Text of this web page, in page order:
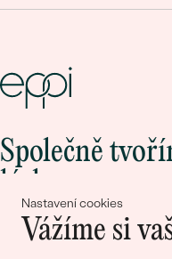
Nastavení cookies
Vážíme si
Společně
Připojte se k nám!